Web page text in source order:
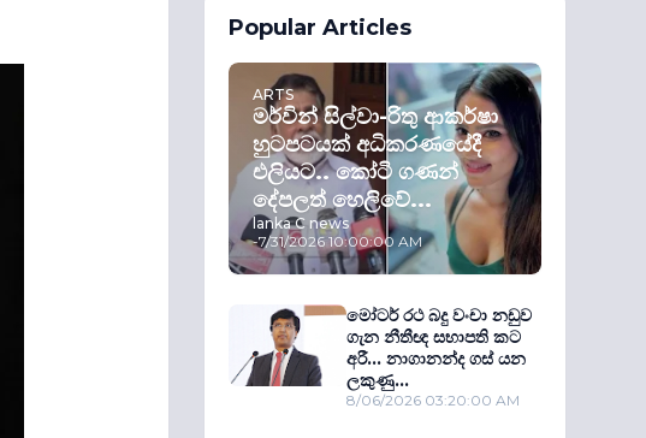
Popular Articles
ARTS
මර්වින් සිල්වා-රිතු ආකර්ෂා
හුටපටයක් අධිකරණයේදී
එලියට.. කෝටි ගණන්
දේපලත් හෙලිවේ...
lanka C news
-7/31/2026 10:00:00 AM
මෝටර් රථ බදු වංචා නඩුව
ගැන නීතීඥ සභාපති කට
අරී... නාගානන්ද ගස් යන
ලකුණු...
8/06/2026 03:20:00 AM